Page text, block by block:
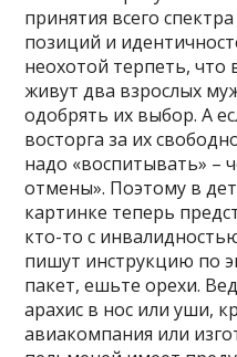
принятия всего
позиций и
неохотой терпеть, что
живут два взрослых
одобрять их выбор. А
восторга за их
надо «воспитывать» –
отмены». Поэтому в
картинке теперь
кто-то с
пишут инструкцию по
пакет, ешьте орехи.
арахис в нос или уши,
авиакомпания или